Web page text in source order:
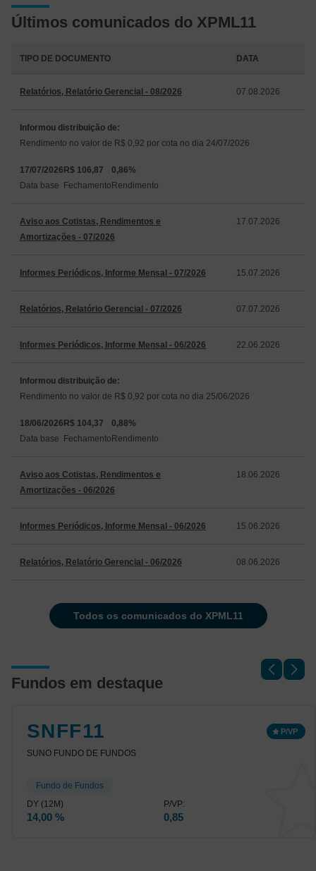
Últimos comunicados do XPML11
TIPO DE DOCUMENTO DATA
Relatórios, Relatório Gerencial - 08/2026 07.08.2026
Informou distribuição de:
Rendimento no valor de R$ 0,92 por cota no dia 24/07/2026
17/07/2026
Data base
R$ 106,87
Fechamento
0,86%
Rendimento
Aviso aos Cotistas, Rendimentos e
Amortizações - 07/2026
17.07.2026
Informes Periódicos, Informe Mensal - 07/2026 15.07.2026
Relatórios, Relatório Gerencial - 07/2026 07.07.2026
Informes Periódicos, Informe Mensal - 06/2026 22.06.2026
Informou distribuição de:
Rendimento no valor de R$ 0,92 por cota no dia 25/06/2026
18/06/2026
Data base
R$ 104,37
Fechamento
0,88%
Rendimento
Aviso aos Cotistas, Rendimentos e
Amortizações - 06/2026
18.06.2026
Informes Periódicos, Informe Mensal - 06/2026 15.06.2026
Relatórios, Relatório Gerencial - 06/2026 08.06.2026
todos os comunicados do XPML11
Fundos em destaque
SNFF11
SUNO FUNDO DE FUNDOS
14,00 % 0,85
Fundo de Fundos